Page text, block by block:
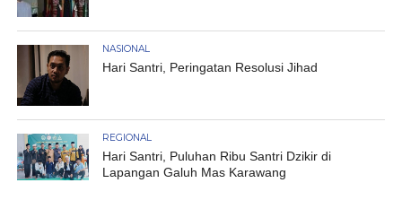
NASIONAL
Hari Santri, Peringatan Resolusi Jihad
REGIONAL
Hari Santri, Puluhan Ribu Santri Dzikir di
Lapangan Galuh Mas Karawang